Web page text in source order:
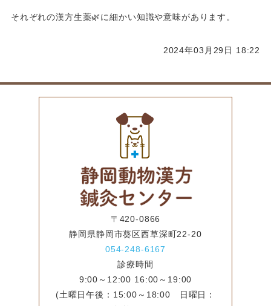
それぞれの漢方生薬🌿に細かい知識や意味があります。
2024年03月29日 18:22
〒420-0866
静岡県静岡市葵区西草深町22-20
054-248-6167
診療時間
9:00～12:00 16:00～19:00
(土曜日午後：15:00～18:00 日曜日：